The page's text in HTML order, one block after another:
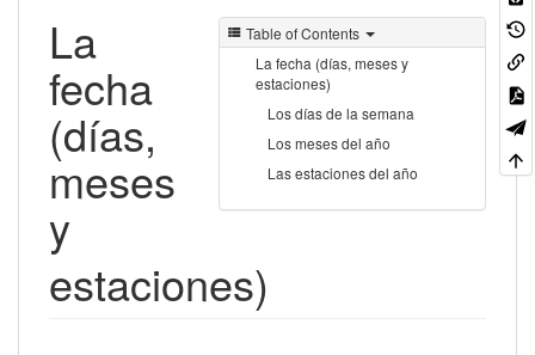
Table of Contents
La fecha (días, meses y
estaciones)
Los días de la semana
Los meses del año
Las estaciones del año
La
fecha
(días,
meses
y
estaciones)